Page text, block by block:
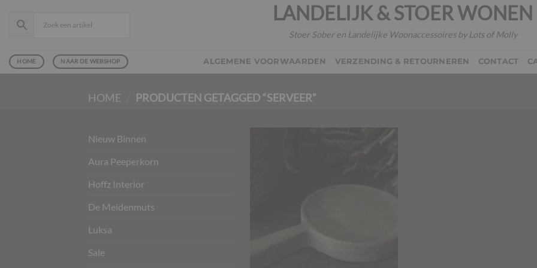
naar
LANDELIJK & STOER WONEN
Stoer Sober en Landelijke Woonaccessoires by Lots of Molly
HOME NAAR DE WEBSHOP ALGEMENE VOORWAARDEN VERZENDING & RETOURNEREN CONTACT
HOME PRODUCTEN GETAGGED “SERVEER”
Nieuw Binnen
Aura Peeperkorn
Hoffz Interior
De Meidenmuts
Luksa
Sale